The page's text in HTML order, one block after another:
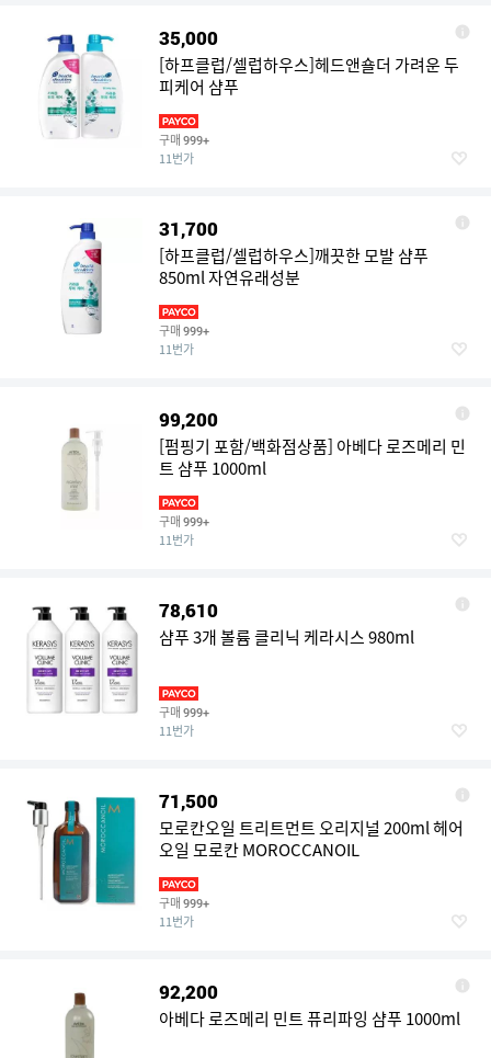
35,000
[하프클럽/셀럽하우스]헤드앤숄더 가려운 두
피케어 샴푸
구매 999+
11번가
31,700
[하프클럽/셀럽하우스]깨끗한 모발 샴푸
850ml 자연유래성분
구매 999+
11번가
99,200
[펌핑기 포함/백화점상품] 아베다 로즈메리 민
트 샴푸 1000ml
구매 999+
11번가
78,610
샴푸 3개 볼륨 클리닉 케라시스 980ml
구매 999+
11번가
71,500
모로칸오일 트리트먼트 오리지널 200ml 헤어
오일 모로칸 MOROCCANOIL
구매 999+
11번가
92,200
아베다 로즈메리 민트 퓨리파잉 샴푸 1000ml